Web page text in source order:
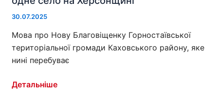
30.07.2025
Мова про Нову Благовіщенку Горностаївської
територіальної громади Каховського району, яке
нині перебуває
Жертвою
Детальніше